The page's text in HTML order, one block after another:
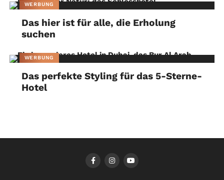
WERBUNG
Das hier ist für alle, die Erholung
suchen
WERBUNG
Das perfekte Styling für das 5-Sterne-
Hotel